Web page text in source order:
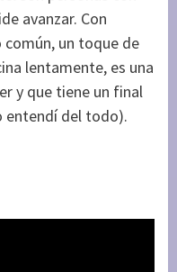
avanzar. Con
un toque de
lentamente, es una
y que tiene un final
entendí del todo).